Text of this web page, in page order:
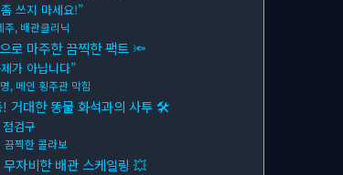
쓰지 마세요!”
, 배관클리닉
로 마주한 끔찍한 팩트 🔦
가 아닙니다”
, 메인 횡주관 막힘
거대한 똥물 화석과의 사투 🛠
검구
끔찍한 콜라보
자비한 배관 스케일링 💥